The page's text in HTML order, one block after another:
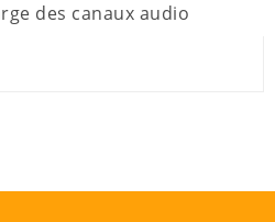
des canaux audio